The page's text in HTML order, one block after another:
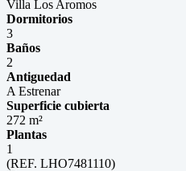
Villa Los Aromos
Dormitorios
3
Baños
2
Antiguedad
A Estrenar
Superficie cubierta
272 m²
Plantas
1
(REF. LHO7481110)